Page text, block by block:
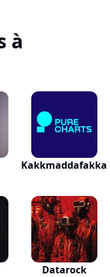
à
Kakkmaddafakka
Datarock